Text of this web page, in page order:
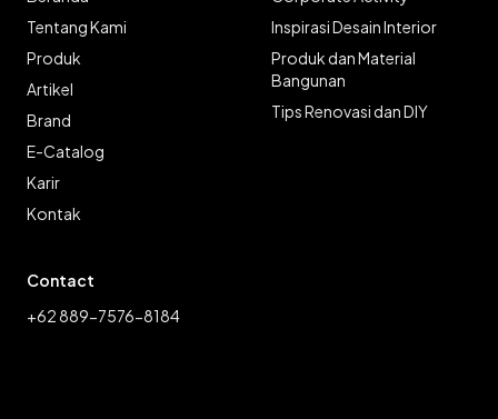
Tentang Kami
Produk
Artikel
Brand
E-Catalog
Karir
Kontak
Inspirasi Desain Interior
Produk dan Material
Bangunan
Tips Renovasi dan DIY
Contact
+62 889-7576-8184